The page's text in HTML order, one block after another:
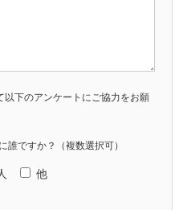
下のアンケートにご協力をお願
ですか？（複数選択可）
他